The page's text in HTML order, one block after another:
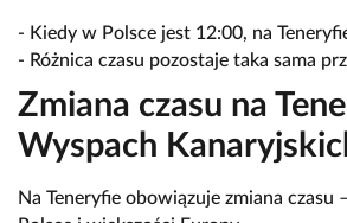
- Kiedy w Polsce jest 12:00, na
- Różnica czasu pozostaje taka sama
Zmiana czasu na
Wyspach
Na Teneryfie obowiązuje zmiana czasu